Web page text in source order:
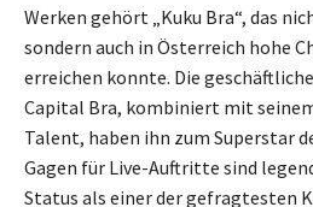
Werken gehört „Kuku Bra“, das
sondern auch in Österreich hohe
erreichen konnte. Die
Capital Bra, kombiniert mit
Talent, haben ihn zum Superstar
Gagen für Live-Auftritte sind
Status als einer der gefragtesten